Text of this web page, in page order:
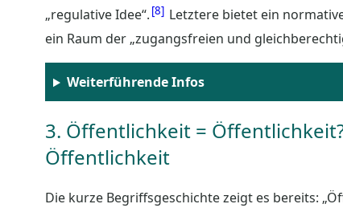
„regulative Idee“. 8
Letztere bietet ein
ein Raum der „zugangsfreien und
Weiterführende Infos
3. Öffentlichkeit =
Öffentlichkeit
Die kurze Begriffsgeschichte zeigt es bereits: